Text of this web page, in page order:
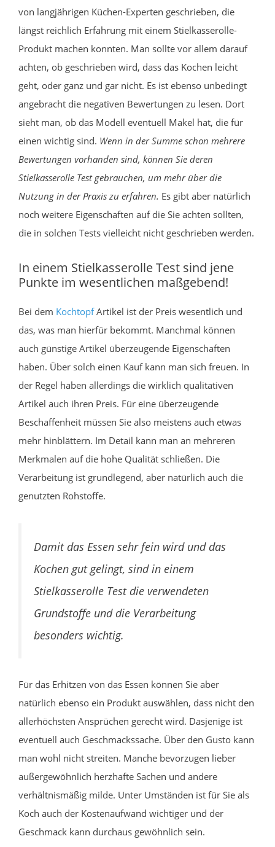
von langjährigen Küchen-Experten geschrieben, die
längst reichlich Erfahrung mit einem Stielkasserolle-
Produkt machen konnten. Man sollte vor allem darauf
achten, ob geschrieben wird, dass das Kochen leicht
geht, oder ganz und gar nicht. Es ist ebenso unbedingt
angebracht die negativen Bewertungen zu lesen. Dort
sieht man, ob das Modell eventuell Makel hat, die für
einen wichtig sind. Wenn in der Summe schon mehrere
Bewertungen vorhanden sind, können Sie deren
Stielkasserolle Test gebrauchen, um mehr über die
Nutzung in der Praxis zu erfahren. Es gibt aber natürlich
noch weitere Eigenschaften auf die Sie achten sollten,
die in solchen Tests vielleicht nicht geschrieben werden.
In einem Stielkasserolle Test sind jene
Punkte im wesentlichen maßgebend!
Bei dem KochtopfArtikel ist der Preis wesentlich und
das, was man hierfür bekommt. Manchmal können
auch günstige Artikel überzeugende Eigenschaften
haben. Über solch einen Kauf kann man sich freuen. In
der Regel haben allerdings die wirklich qualitativen
Artikel auch ihren Preis. Für eine überzeugende
Beschaffenheit müssen Sie also meistens auch etwas
mehr hinblättern. Im Detail kann man an mehreren
Merkmalen auf die hohe Qualität schließen. Die
Verarbeitung ist grundlegend, aber natürlich auch die
genutzten Rohstoffe.
Damit das Essen sehr fein wird und das
Kochen gut gelingt, sind in einem
Stielkasserolle Test die verwendeten
Grundstoffe und die Verarbeitung
besonders wichtig.
Für das Erhitzen von das Essen können Sie aber
natürlich ebenso ein Produkt auswählen, dass nicht den
allerhöchsten Ansprüchen gerecht wird. Dasjenige ist
eventuell auch Geschmackssache. Über den Gusto kann
man wohl nicht streiten. Manche bevorzugen lieber
außergewöhnlich herzhafte Sachen und andere
verhältnismäßig milde. Unter Umständen ist für Sie als
Koch auch der Kostenaufwand wichtiger und der
Geschmack kann durchaus gewöhnlich sein.